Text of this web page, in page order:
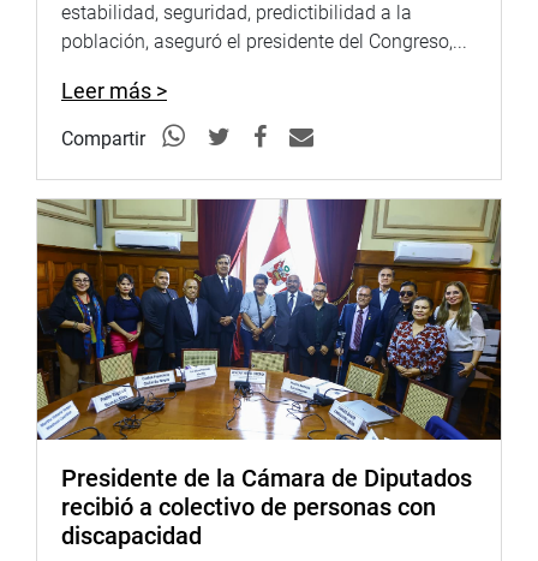
DESPACHO DE OFICINA CONGRESAL
estabilidad, seguridad, predictibilidad a la
población, aseguró el presidente del Congreso,...
Leer más >
Compartir
Presidente de la Cámara de Diputados
recibió a colectivo de personas con
discapacidad